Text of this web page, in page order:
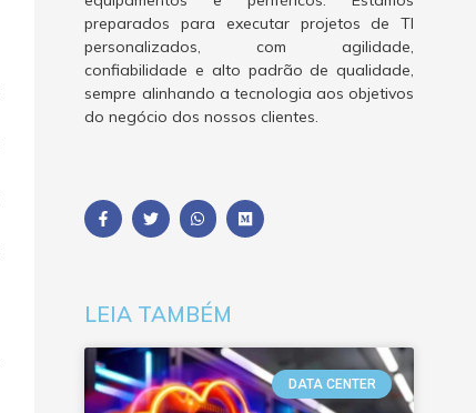
preparados para executar projetos de TI
personalizados, com agilidade,
confiabilidade e alto padrão de qualidade,
sempre alinhando a tecnologia aos objetivos
do negócio dos nossos clientes.
LEIA TAMBÉM
DATA CENTER